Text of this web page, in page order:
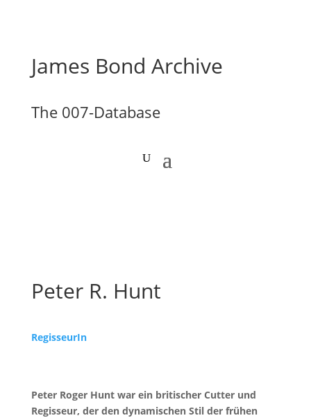
James Bond Archive
The 007-Database
Peter R. Hunt
RegisseurIn
Peter Roger Hunt war ein britischer Cutter und
Regisseur, der den dynamischen Stil der frühen